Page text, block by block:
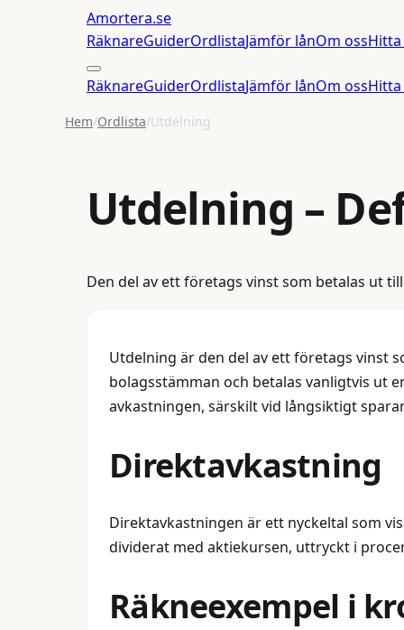
Amortera.se
RäknareGuiderOrdlistaJämför lånOm oss
RäknareGuiderOrdlistaJämför lånOm oss
Hem/Ordlista/Utdelning
Utdelning –
Den del av ett företags vinst som betalas ut
Utdelning är den del av ett företags vinst
bolagsstämman och betalas vanligtvis ut
avkastningen, särskilt vid långsiktigt
Direktavkastning
Direktavkastningen är ett nyckeltal som
dividerat med aktiekursen, uttryckt i
Räkneexempel i